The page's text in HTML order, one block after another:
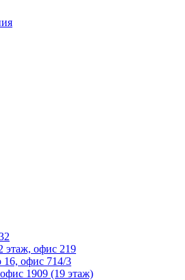
этаж, офис 219
16, офис 714/3
1909 (19 этаж)